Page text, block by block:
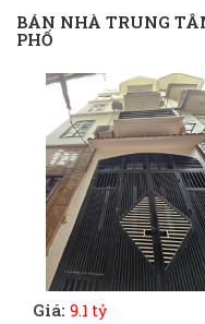
BÁN NHÀ TRUNG
PHỐ
Giá: 9.1 tỷ